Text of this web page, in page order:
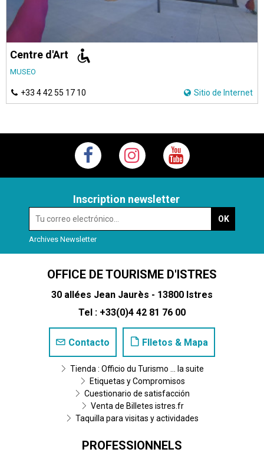
Centre d'Art
MUSEO
+33 4 42 55 17 10 Sitio de Internet
Inscription newsletter
Archives Newsletter
OFFICE DE TOURISME D'ISTRES
30 allées Jean Jaurès - 13800 Istres
Tel : +33(0)4 42 81 76 00
Contacto Flletos & Mapa
Tienda : Officio du Turismo ... la suite
Etiquetas y Compromisos
Cuestionario de satisfacción
Venta de Billetes istres.fr
Taquilla para visitas y actividades
PROFESSIONNELS